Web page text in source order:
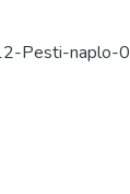
Pesti-naplo-